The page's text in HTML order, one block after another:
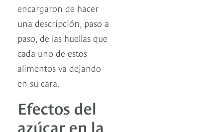
encargaron de hacer
una descripción, paso a
paso, de las huellas que
cada uno de estos
alimentos va dejando
en su cara.
Efectos del
azúcar en la